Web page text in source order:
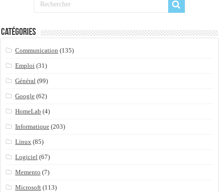
Catégories
Communication (135)
Emploi (31)
Général (99)
Google (62)
HomeLab (4)
Informatique (203)
Linux (85)
Logiciel (67)
Memento (7)
Microsoft (113)